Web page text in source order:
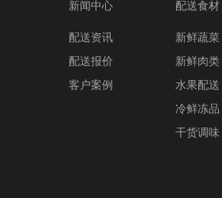
新闻中心
配送资讯
配送报价
客户案例
配送食材
新鲜蔬菜
新鲜肉类
水果配送
冷鲜冻品
干货调味